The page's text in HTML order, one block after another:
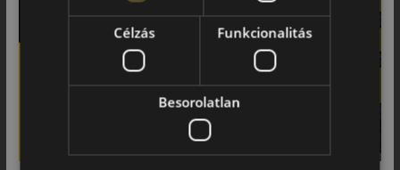
Fő előnyök röviden:
• Új generációs technológia
• Prémium havas és nedves tapadás
• Alacsony zajszint (~69–70 dB)
Célzás Funkcionalitás
Besorolatlan